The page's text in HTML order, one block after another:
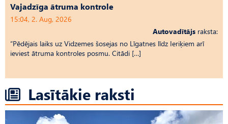
Vajadzīga ātruma kontrole
15:04, 2. Aug, 2026
Autovadītājs raksta:
“Pēdējais laiks uz Vid­ze­mes šosejas no Līgatnes līdz Ieriķiem arī
ieviest ātruma kontroles posmu. Citādi […]
Lasītākie raksti